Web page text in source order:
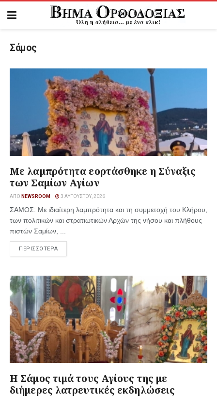
Σάμος
Με λαμπρότητα εορτάσθηκε η Σύναξις
των Σαμίων Αγίων
ΑΠΌ NEWSROOM 3 ΑΥΓΟΎΣΤΟΥ, 2026
ΣΑΜΟΣ: Με ιδιαίτερη λαμπρότητα και τη συμμετοχή του Κλήρου,
των πολιτικών και στρατιωτικών Αρχών της νήσου και πλήθους
πιστών Σαμίων, ...
ΠΕΡΙΣΣΟΤΕΡΑ
Η Σάμος τιμά τους Αγίους της με
διήμερες λατρευτικές εκδηλώσεις